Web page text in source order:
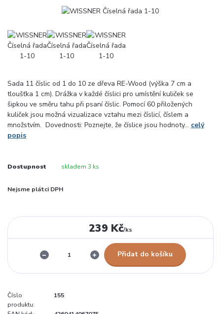
Sada 11 číslic od 1 do 10 ze dřeva RE-Wood (výška 7 cm a
tloušťka 1 cm). Drážka v každé číslici pro umístění kuliček se
šipkou ve směru tahu při psaní číslic. Pomocí 60 přiložených
kuliček jsou možná vizualizace vztahu mezi číslicí, číslem a
množstvím. Dovednosti: Poznejte, že číslice jsou hodnoty... celý
popis
Dostupnost skladem 3 ks
Nejsme plátci DPH
239 Kč/ks
Přidat do košíku
Číslo
produktu:
155